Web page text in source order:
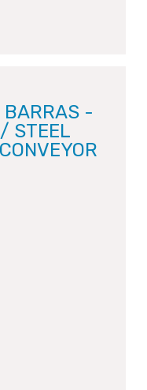
BARRAS -
STEEL